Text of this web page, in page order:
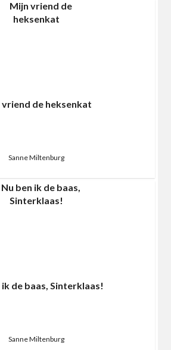
vriend de heksenkat
Sanne Miltenburg
ik de baas, Sinterklaas!
Sanne Miltenburg